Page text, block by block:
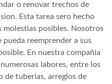
o renovar trechos de
Esta tarea sero hecho
molestias posibles. Nosotros
reemprender a sus
En nuestra compañia
labores, entre los
de tuberias, arreglos de